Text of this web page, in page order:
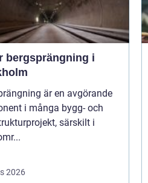
bergsprängning i
är en avgörande
i många bygg- och
särskilt i
2026